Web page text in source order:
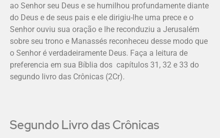
ao Senhor seu Deus e se humilhou profundamente diante
do Deus e de seus pais e ele dirigiu-lhe uma prece e o
Senhor ouviu sua oração e lhe reconduziu a Jerusalém
sobre seu trono e Manassés reconheceu desse modo que
o Senhor é verdadeiramente Deus. Faça a leitura de
preferencia em sua Bíblia dos capítulos 31, 32 e 33 do
segundo livro das Crônicas (2Cr).
Segundo Livro das Crônicas